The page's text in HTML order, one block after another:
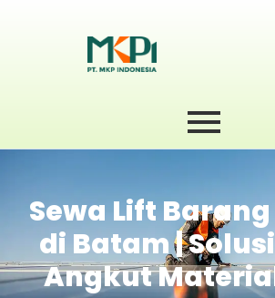
Sewa Lift
di Batam |
Angkut